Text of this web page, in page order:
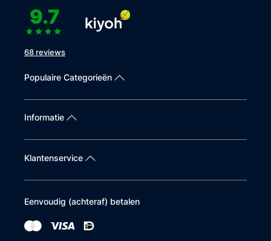
9.7
68 reviews
Populaire Categorieën
Informatie
Klantenservice
Eenvoudig (achteraf) betalen